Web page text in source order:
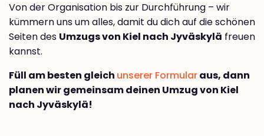
Von der Organisation bis zur Durchführung – wir
kümmern uns um alles, damit du dich auf die schönen
Seiten des Umzugs von Kiel nach Jyväskylä freuen
kannst.
Füll am besten gleich unserer Formularaus, dann
planen wir gemeinsam deinen Umzug von Kiel
nach Jyväskylä!